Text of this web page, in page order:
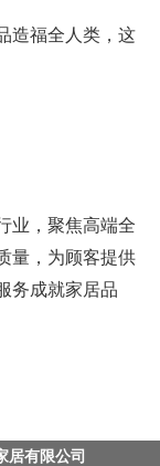
造福全人类，这
业，聚焦高端全
量，为顾客提供
务成就家居品
居有限公司